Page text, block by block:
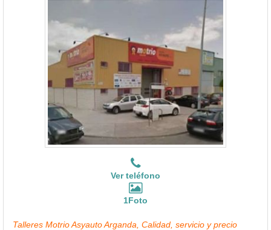
Ver teléfono
1Foto
Talleres Motrio Asyauto Arganda, Calidad, servicio y precio